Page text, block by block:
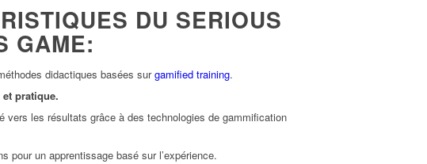
DU SERIOUS
GAME:
didactiques basées surgamified training.
pratique.
vers les résultats grâce à des technologies de gammification
pour un apprentissage basé sur l’expérience.